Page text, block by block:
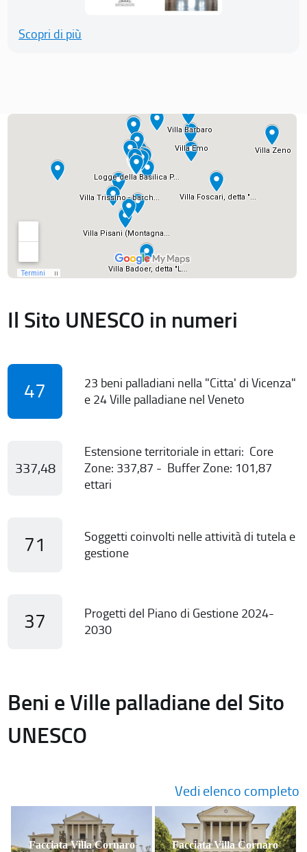
Scopri di più
Il Sito UNESCO in numeri
47
23 beni palladiani nella "Citta' di Vicenza"
e 24 Ville palladiane nel Veneto
337,48
Estensione territoriale in ettari: Core
Zone: 337,87 - Buffer Zone: 101,87
ettari
71
Soggetti coinvolti nelle attività di tutela e
gestione
37
Progetti del Piano di Gestione 2024-
2030
Beni e Ville palladiane del Sito
UNESCO
Vedi elenco completo
Facciata Villa Cornaro Facciata Villa Cornaro